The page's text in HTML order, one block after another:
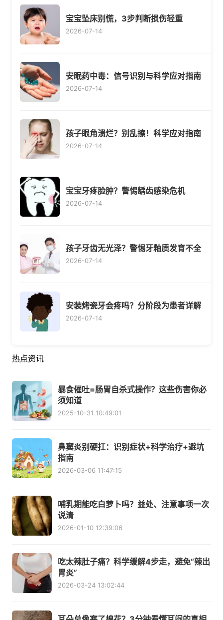
宝宝坠床别慌，3步判断损伤轻重
2026-07-14
安眠药中毒：信号识别与科学应对指南
2026-07-14
孩子眼角溃烂？别乱擦！科学应对指南
2026-07-14
宝宝牙疼脸肿？警惕龋齿感染危机
2026-07-14
孩子牙齿无光泽？警惕牙釉质发育不全
2026-07-14
安装烤瓷牙会疼吗？分阶段为患者详解
2026-07-14
热点资讯
暴食催吐=肠胃自杀式操作？这些伤害你必
须知道
2025-10-31 10:49:01
鼻窦炎别硬扛：识别症状+科学治疗+避坑
指南
2026-03-06 11:47:15
哺乳期能吃白萝卜吗？益处、注意事项一次
说清
2026-01-10 12:39:06
吃太辣肚子痛？科学缓解4步走，避免“辣出
胃炎”
2026-03-24 13:02:44